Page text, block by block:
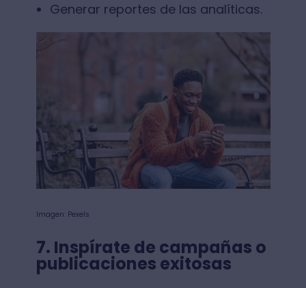
Generar reportes de las analíticas.
Imagen: Pexels
7. Inspírate de campañas o
publicaciones exitosas